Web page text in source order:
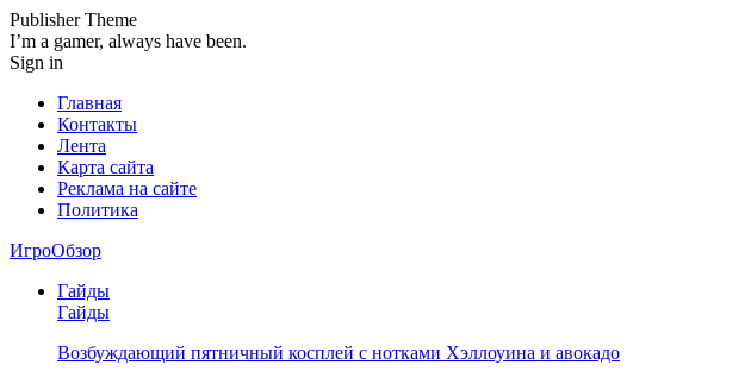
Publisher Theme
I’m a gamer, always have been.
Sign in
Главная
Контакты
Лента
Карта сайта
Реклама на сайте
Политика
ИгроОбзор
Гайды
Гайды
Возбуждающий пятничный косплей с нотками Хэллоуина и авокадо